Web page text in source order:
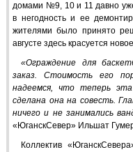
домами №9, 10 и 11 давно
в негодность и ее
жителями было принято
августе здесь красуется
«Ограждение для
заказ. Стоимость его
надеемся, что теперь
сделана она на совесть.
ничего и не занимались
«ЮганскСевер» Ильшат
Коллектив